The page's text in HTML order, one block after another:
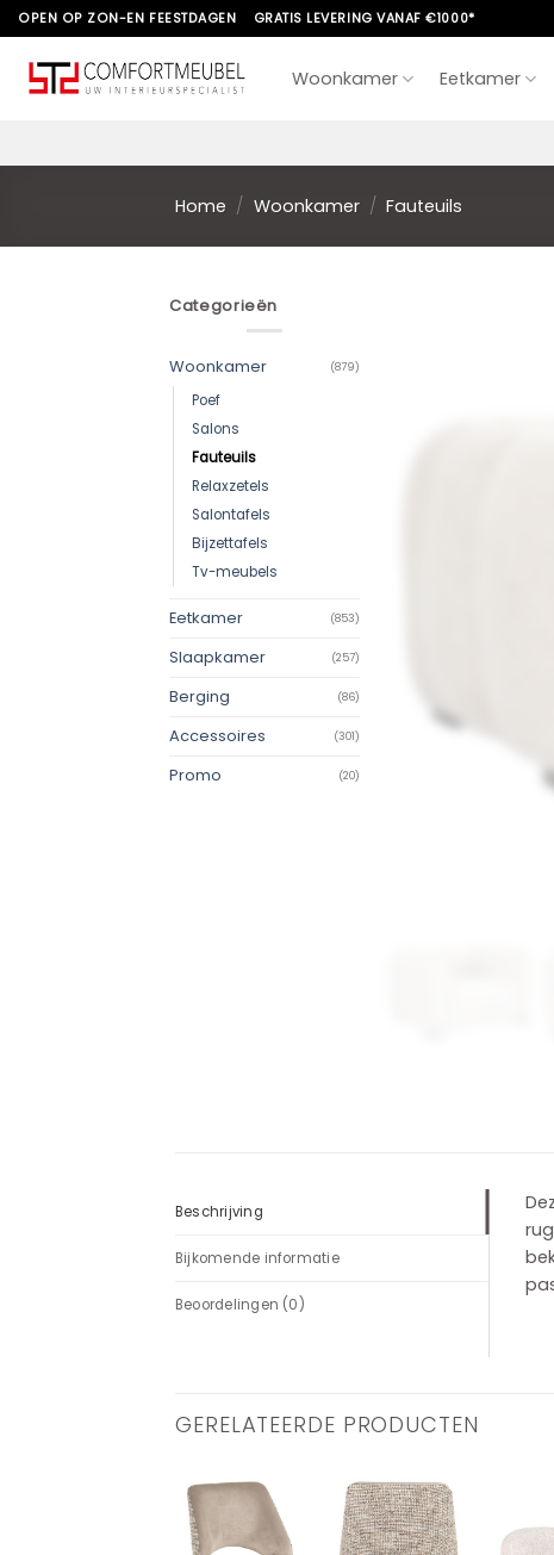
Skip
to
content
OPEN OP ZON-EN FEESTDAGEN GRATIS LEVERING VANAF €1000*
Woonkamer Eetkamer
Home / Woonkamer / Fauteuils
Categorieën
Woonkamer (879)
Poef
Salons
Fauteuils
Relaxzetels
Salontafels
Bijzettafels
Tv-meubels
Eetkamer (853)
Slaapkamer (257)
Berging (86)
Accessoires (301)
Promo (20)
Beschrijving
Bijkomende informatie
Beoordelingen (0)
GERELATEERDE PRODUCTEN